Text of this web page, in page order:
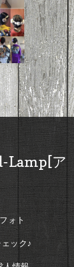
Lamp[ア
ォト
ック♪